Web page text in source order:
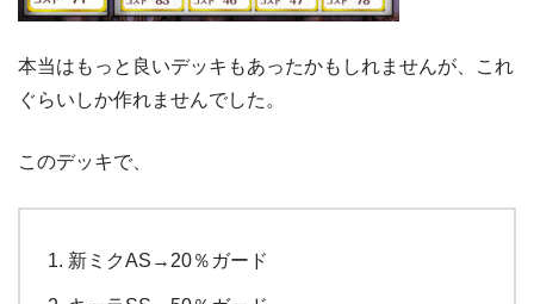
本当はもっと良いデッキもあったかもしれませんが、これ
ぐらいしか作れませんでした。
このデッキで、
新ミクAS→20％ガード